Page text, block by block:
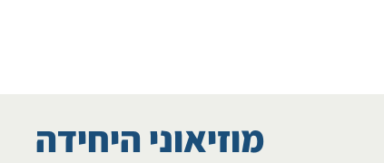
מוזיאוני היחידה